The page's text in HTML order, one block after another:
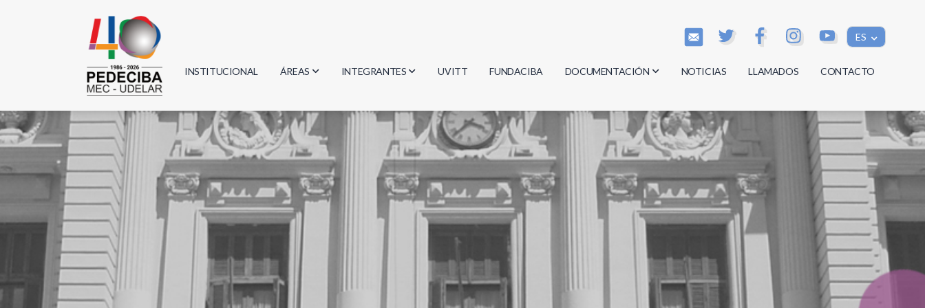
ES
INSTITUCIONAL ÁREAS
Biología
Física
Geociencias
Informática
Matemática
INTEGRANTES
Investigadores
Estudiantes
Egresados
UVITT FUNDACIBA DOCUMENTACIÓN
Actas
Reglamentos
Documentos
NOTICIAS LLAMADOS CONTACTO